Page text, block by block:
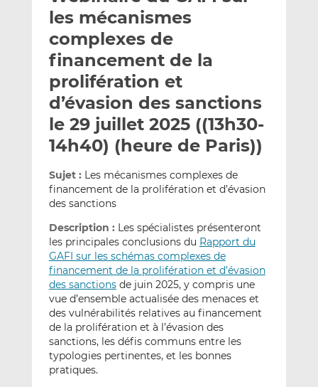
e
r
p
a
r
m
a
i
g
e
r
s
u
L
i
n
e
d
n
g
e
r
s
u
F
a
c
b
o
k
les mécanismes
complexes de
financement de la
prolifération et
d’évasion des sanctions
le 29 juillet 2025 ((13h30-
14h40) (heure de Paris))
Sujet : Les mécanismes complexes de
financement de la prolifération et d’évasion
des sanctions
Description : Les spécialistes présenteront
les principales conclusions du Rapport du
GAFI sur les schémas complexes de
financement de la prolifération et d’évasion
des sanctionsde juin 2025, y compris une
vue d’ensemble actualisée des menaces et
des vulnérabilités relatives au financement
de la prolifération et à l’évasion des
sanctions, les défis communs entre les
typologies pertinentes, et les bonnes
pratiques.